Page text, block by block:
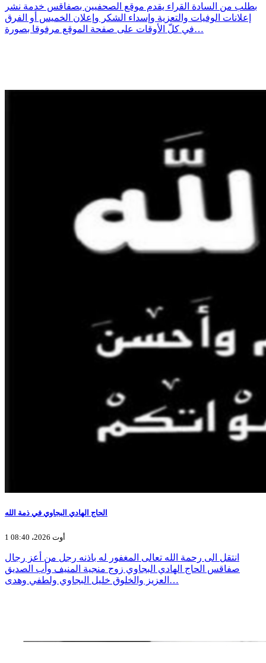
بطلب من السادة القراء يقدم موقع الصحفيين بصفاقس خدمة نشر
إعلانات الوفيات والتعزية وإسداء الشكر وإعلان الخميس أو الفرق
في كلّ الأوقات على صفحة الموقع مرفوقا بصورة…
الحاج الهادي البجاوي في ذمة الله
1 أوت 2026، 08:40
انتقل الى رحمة الله تعالى المغفور له باذنه رجل من أعز رجال
صفاقس الحاج الهادي البجاوي زوج منجية المنيف وأب الصديق
العزيز والخلوق خليل البجاوي ولطفي وهدى…